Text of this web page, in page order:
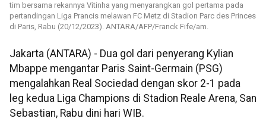
tim bersama rekannya Vitinha yang menyarangkan gol pertama pada
pertandingan Liga Prancis melawan FC Metz di Stadion Parc des Princes
di Paris, Rabu (20/12/2023). ANTARA/AFP/Franck Fife/am.
Jakarta (ANTARA) - Dua gol dari penyerang Kylian
Mbappe mengantar Paris Saint-Germain (PSG)
mengalahkan Real Sociedad dengan skor 2-1 pada
leg kedua Liga Champions di Stadion Reale Arena, San
Sebastian, Rabu dini hari WIB.